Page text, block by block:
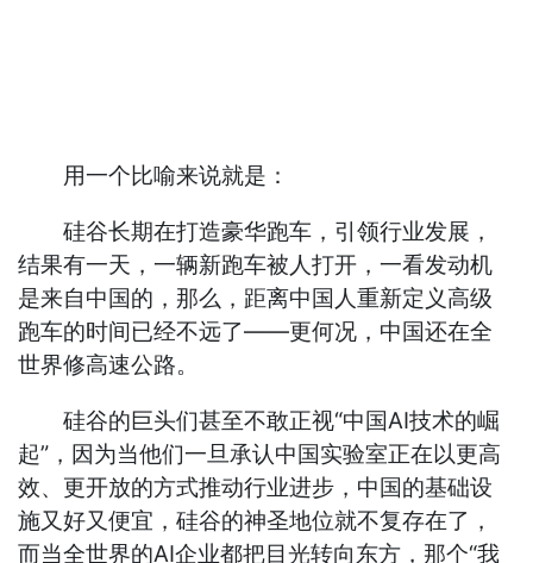
用一个比喻来说就是：
硅谷长期在打造豪华跑车，引领行业发展，
结果有一天，一辆新跑车被人打开，一看发动机
是来自中国的，那么，距离中国人重新定义高级
跑车的时间已经不远了——更何况，中国还在全
世界修高速公路。
硅谷的巨头们甚至不敢正视“中国AI技术的崛
起”，因为当他们一旦承认中国实验室正在以更高
效、更开放的方式推动行业进步，中国的基础设
施又好又便宜，硅谷的神圣地位就不复存在了，
而当全世界的AI企业都把目光转向东方，那个“我